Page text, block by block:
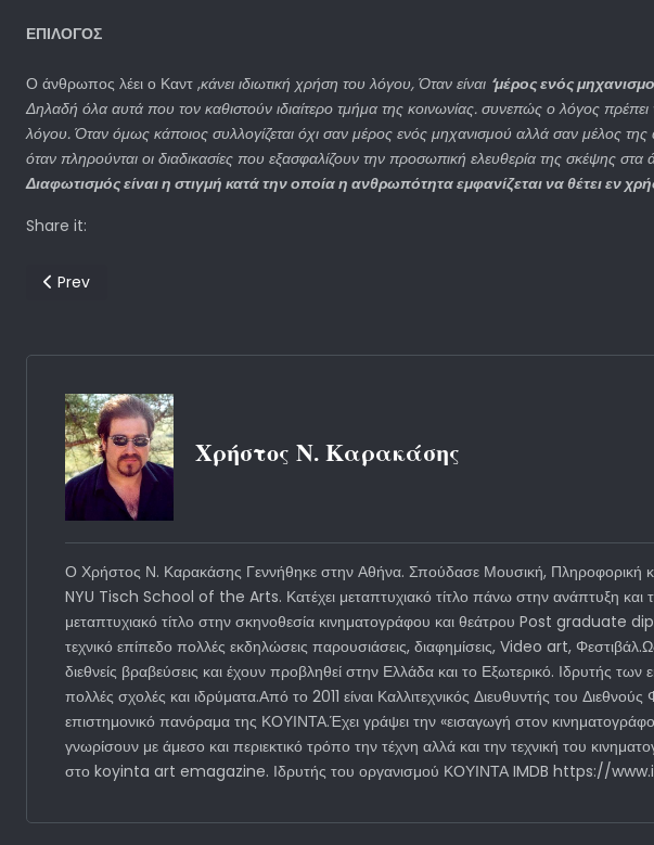
ΕΠΙΛΟΓΟΣ
Ο άνθρωπος λέει ο Καντ ,κάνει ιδιωτική χρήση του λόγου, Όταν είναι ‘μέρος ενός
Δηλαδή όλα αυτά που τον καθιστούν ιδιαίτερο τμήμα της κοινωνίας. συνεπώς ο λόγος
λόγου. Όταν όμως κάποιος συλλογίζεται όχι σαν μέρος ενός μηχανισμού αλλά σαν μέλος
όταν πληρούνται οι διαδικασίες που εξασφαλίζουν την προσωπική ελευθερία της σκέψης
Διαφωτισμός είναι η στιγμή κατά την οποία η ανθρωπότητα εμφανίζεται να θέτει εν
Share it:
Previous article: Ιδιωτική πρωτοβουλία και παρεμβατισμός της πολιτείας
Prev
Χρήστος Ν. Καρακάσης
Ο Χρήστος Ν. Καρακάσης Γεννήθηκε στην Αθήνα. Σπούδασε Μουσική, Πληροφορική
NYU Tisch School of the Arts. Κατέχει μεταπτυχιακό τίτλο πάνω στην
μεταπτυχιακό τίτλο στην σκηνοθεσία κινηματογράφου και θεάτρου Post graduate
τεχνικό επίπεδο πολλές εκδηλώσεις παρουσιάσεις, διαφημίσεις, Video art,
διεθνείς βραβεύσεις και έχουν προβληθεί στην Ελλάδα και το Εξωτερικό. Ιδρυτής
πολλές σχολές και ιδρύματα.Από το 2011 είναι Καλλιτεχνικός Διευθυντής του
επιστημονικό πανόραμα της ΚΟΥΙΝΤΑ.Έχει γράψει την «εισαγωγή στον
γνωρίσουν με άμεσο και περιεκτικό τρόπο την τέχνη αλλά και την τεχνική του
στο koyinta art emagazine. Ιδρυτής του οργανισμού ΚΟΥΙΝΤΑ IMDB https://